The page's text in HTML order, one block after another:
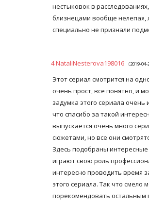
нестыковок в
близнецами вообще нелепая,
специально не признали
4NataliNesterova198016 (2019-04-
Этот сериал смотрится на
очень прост, все понятно, и
задумка этого сериала очень
что спасибо за такой
выпускается очень много
сюжетами, но все они
Здесь подобраны
играют свою роль
интересно проводить время
этого сериала. Так что смело
порекомендовать остальным